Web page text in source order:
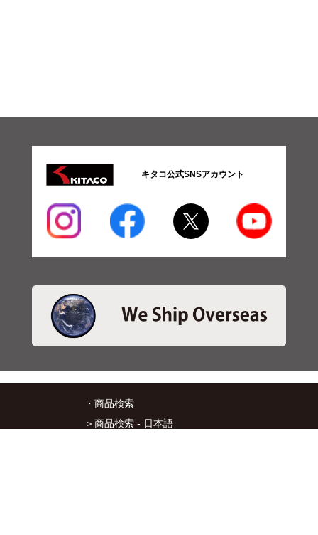
キタコ公式SNSアカウント
・商品検索
＞商品検索 - 日本語